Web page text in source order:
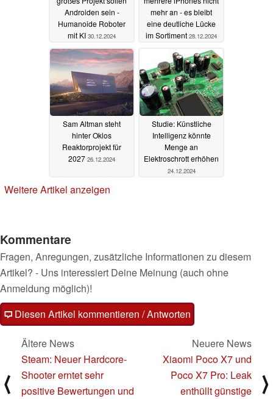
Androiden sein -
Humanoide Roboter
mit KI 30.12.2024
mehr an - es bleibt
eine deutliche Lücke
im Sortiment 28.12.2024
Sam Altman steht
hinter Oklos
Reaktorprojekt für
2027 26.12.2024
Studie: Künstliche
Intelligenz könnte
Menge an
Elektroschrott erhöhen
24.12.2024
Weitere Artikel anzeigen
Kommentare
Fragen, Anregungen, zusätzliche Informationen zu diesem
Artikel? - Uns interessiert Deine Meinung (auch ohne
Anmeldung möglich)!
Diesen Artikel kommentieren / Antworten
⟨
Ältere News
Steam: Neuer Hardcore-
Shooter erntet sehr
positive Bewertungen und
Neuere News
Xiaomi Poco X7 und
Poco X7 Pro: Leak
enthüllt günstige
⟩